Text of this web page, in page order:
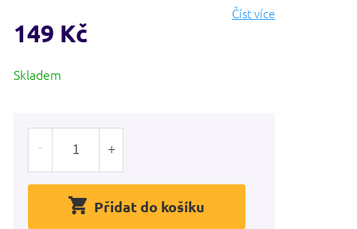
Číst více
149 Kč
cena:
Skladem
Přidat do košíku